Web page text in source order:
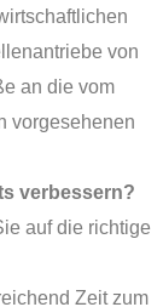
von
an die vom
vorgesehenen
verbessern?
auf die richtige
Zeit zum